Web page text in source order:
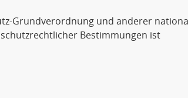
Grundverordnung und anderer
Bestimmungen ist